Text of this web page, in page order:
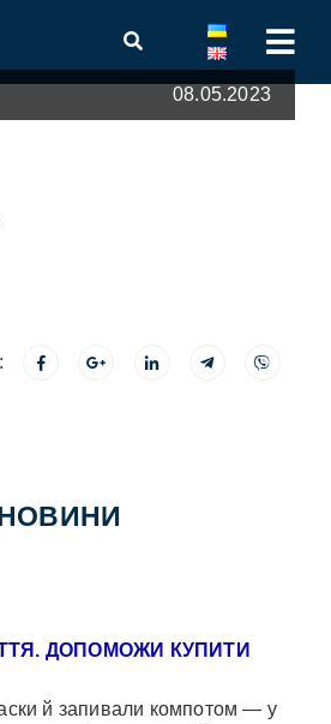
08.05.2023
ДОПОМОЖИ КУПИТИ
й запивали компотом — у